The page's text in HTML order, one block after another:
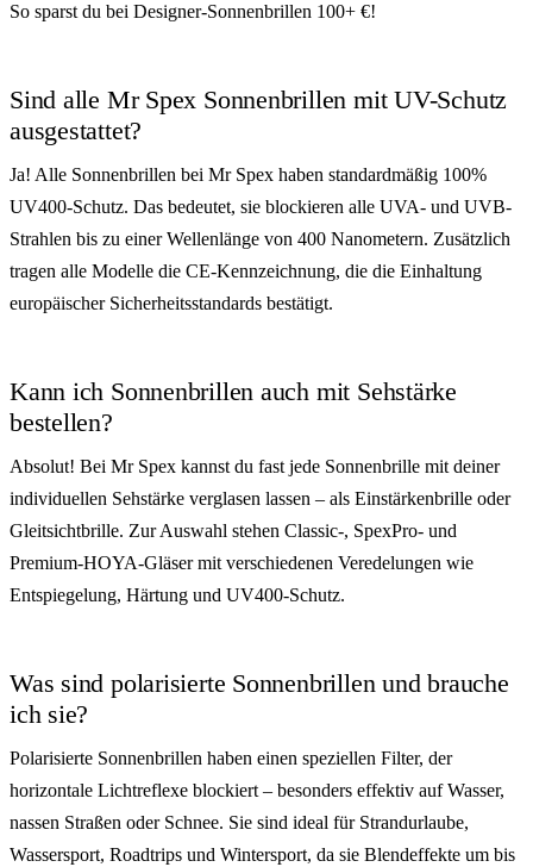
So sparst du bei Designer-Sonnenbrillen 100+ €!
Sind alle Mr Spex Sonnenbrillen mit UV-Schutz
ausgestattet?
Ja! Alle Sonnenbrillen bei Mr Spex haben standardmäßig 100%
UV400-Schutz. Das bedeutet, sie blockieren alle UVA- und UVB-
Strahlen bis zu einer Wellenlänge von 400 Nanometern. Zusätzlich
tragen alle Modelle die CE-Kennzeichnung, die die Einhaltung
europäischer Sicherheitsstandards bestätigt.
Kann ich Sonnenbrillen auch mit Sehstärke
bestellen?
Absolut! Bei Mr Spex kannst du fast jede Sonnenbrille mit deiner
individuellen Sehstärke verglasen lassen – als Einstärkenbrille oder
Gleitsichtbrille. Zur Auswahl stehen Classic-, SpexPro- und
Premium-HOYA-Gläser mit verschiedenen Veredelungen wie
Entspiegelung, Härtung und UV400-Schutz.
Was sind polarisierte Sonnenbrillen und brauche
ich sie?
Polarisierte Sonnenbrillen haben einen speziellen Filter, der
horizontale Lichtreflexe blockiert – besonders effektiv auf Wasser,
nassen Straßen oder Schnee. Sie sind ideal für Strandurlaube,
Wassersport, Roadtrips und Wintersport, da sie Blendeffekte um bis